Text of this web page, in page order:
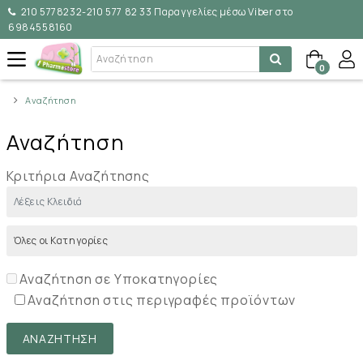
210 5778232-210 577 82 33 Παραγγελίες μέσω Viber στο
6984558160
0
Αναζήτηση
Αναζήτηση
Κριτήρια Αναζήτησης
Αναζήτηση σε Υποκατηγορίες
Αναζήτηση στις περιγραφές προϊόντων